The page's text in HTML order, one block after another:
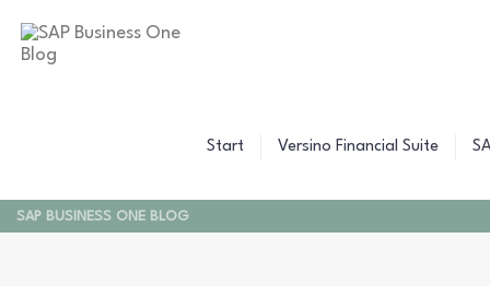
Start Versino Financial Suite
SAP BUSINESS ONE BLOG